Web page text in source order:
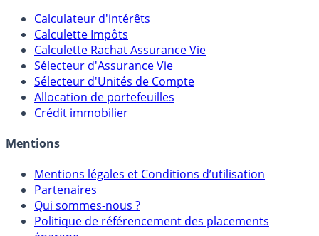
Outils
Calculateur d'intérêts
Calculette Impôts
Calculette Rachat Assurance Vie
Sélecteur d'Assurance Vie
Sélecteur d'Unités de Compte
Crédit immobilier
Mentions
Mentions légales et Conditions d’utilisation
Partenaires